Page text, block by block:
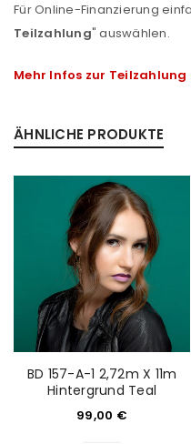
ANMELDEN
Für Online-Finanzierung
Teilzahlung" auswählen.
Mehr Infos zur
ÄHNLICHE PRODUKTE
BD 157-A-1 2,72m X 11m
Hintergrund Teal
99,00 €